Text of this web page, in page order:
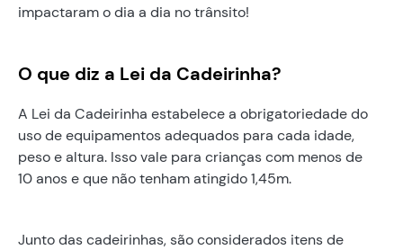
impactaram o dia a dia no trânsito!
O que diz a Lei da Cadeirinha?
A Lei da Cadeirinha estabelece a obrigatoriedade do
uso de equipamentos adequados para cada idade,
peso e altura. Isso vale para crianças com menos de
10 anos e que não tenham atingido 1,45m.
Junto das cadeirinhas, são considerados itens de